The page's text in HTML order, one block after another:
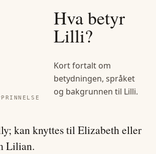
Hva betyr
Lilli?
Kort fortalt om
betydningen, språket
og bakgrunnen til Lilli.
kan knyttes til Elizabeth eller
Lilian.